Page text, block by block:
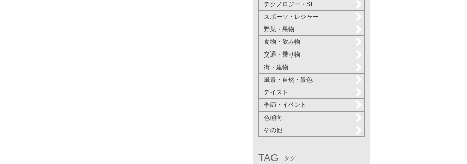
テクノロジー・SF
スポーツ・レジャー
野菜・果物
食物・飲み物
交通・乗り物
街・建物
風景・自然・景色
テイスト
季節・イベント
色傾向
その他
TAG タグ